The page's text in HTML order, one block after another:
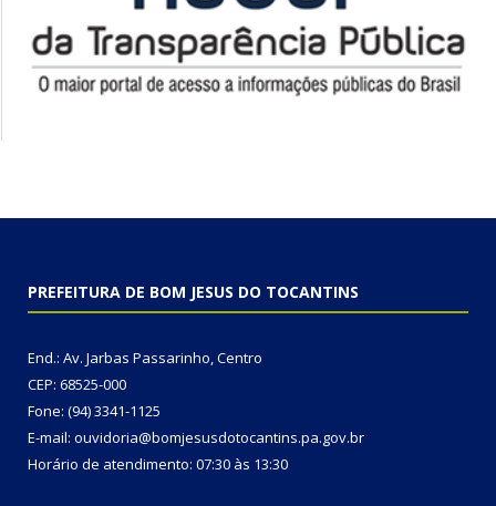
PREFEITURA DE BOM JESUS DO TOCANTINS
End.: Av. Jarbas Passarinho, Centro
CEP: 68525-000
Fone: (94) 3341-1125
E-mail: ouvidoria@bomjesusdotocantins.pa.gov.br
Horário de atendimento: 07:30 às 13:30